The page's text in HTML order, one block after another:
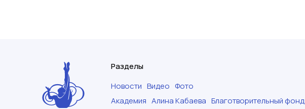
Разделы
Новости Видео Фото
Академия Алина Кабаева Благотворительный фонд